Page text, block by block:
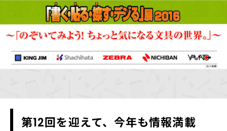
第12回を迎えて、今年も情報満載